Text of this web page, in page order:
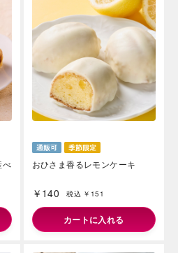
べ
おひさま香るレモンケーキ
￥140 税込 ￥151
カートに入れる